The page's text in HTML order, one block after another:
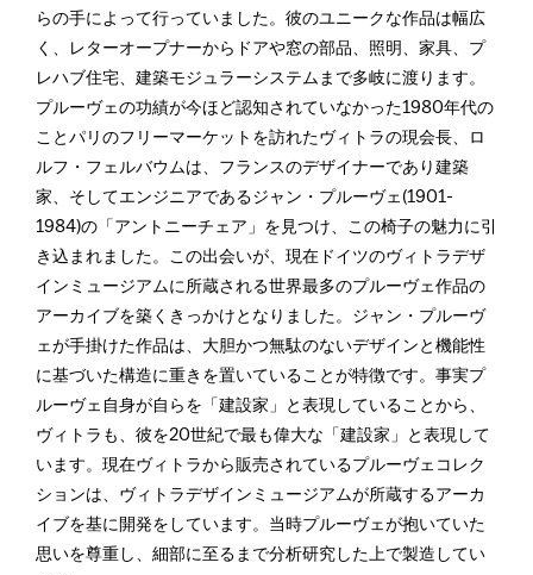
らの手によって行っていました。彼のユニークな作品は幅広
く、レターオープナーからドアや窓の部品、照明、家具、プ
レハブ住宅、建築モジュラーシステムまで多岐に渡ります。
プルーヴェの功績が今ほど認知されていなかった1980年代の
ことパリのフリーマーケットを訪れたヴィトラの現会長、ロ
ルフ・フェルバウムは、フランスのデザイナーであり建築
家、そしてエンジニアであるジャン・プルーヴェ(1901-
1984)の「アントニーチェア」を見つけ、この椅子の魅力に引
き込まれました。この出会いが、現在ドイツのヴィトラデザ
インミュージアムに所蔵される世界最多のプルーヴェ作品の
アーカイブを築くきっかけとなりました。ジャン・プルーヴ
ェが手掛けた作品は、大胆かつ無駄のないデザインと機能性
に基づいた構造に重きを置いていることが特徴です。事実プ
ルーヴェ自身が自らを「建設家」と表現していることから、
ヴィトラも、彼を20世紀で最も偉大な「建設家」と表現して
います。現在ヴィトラから販売されているプルーヴェコレク
ションは、ヴィトラデザインミュージアムが所蔵するアーカ
イブを基に開発をしています。当時プルーヴェが抱いていた
思いを尊重し、細部に至るまで分析研究した上で製造してい